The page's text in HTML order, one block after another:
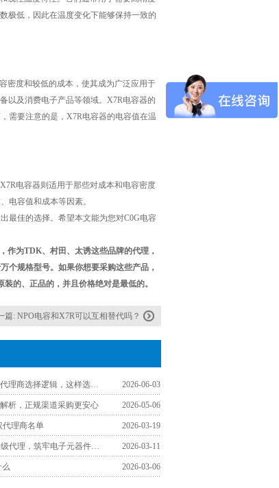
极低，因此在温度变化下能够保持一致的
密度和较低的成本，使其成为广泛应用于
以及消费电子产品等领域。X7R电容器的
需要注意的是，X7R电容器的电容值在温
电容器则适用于那些对成本和电容密度
电容值和成本等因素。
最佳的选择。希望本文能为您对C0G电容
作为TDK、村田、太诱这些品牌的代理，
个规格型号。如果你想要采购这些产品，
的、正品的，并且价格绝对是最低的。
篇: NPO电容和X7R可以互相替代吗？
工程师视角下的村田代理商选择逻辑，这样选少走弯路 2026-06-03
析，正规渠道采购更安心 2026-05-06
代理商名单 2026-03-19
认准TDK原厂授权一级代理，筑牢电子元器件采购品质防线 2026-03-11
么 2026-03-06